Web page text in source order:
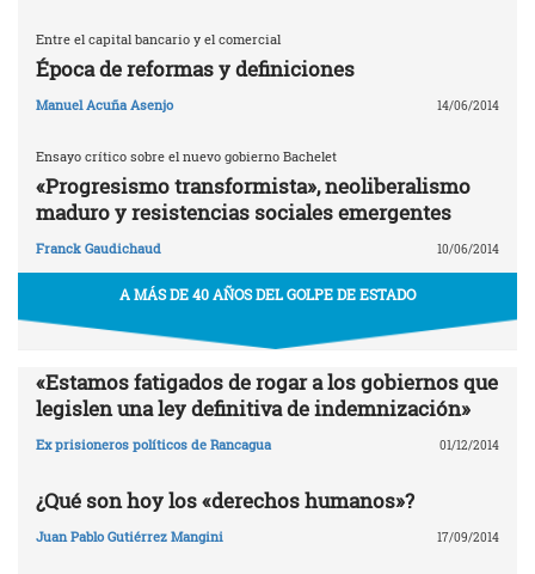
Entre el capital bancario y el comercial
Época de reformas y definiciones
Manuel Acuña Asenjo 14/06/2014
Ensayo crítico sobre el nuevo gobierno Bachelet
«Progresismo transformista», neoliberalismo
maduro y resistencias sociales emergentes
Franck Gaudichaud 10/06/2014
A MÁS DE 40 AÑOS DEL GOLPE DE ESTADO
«Estamos fatigados de rogar a los gobiernos que
legislen una ley definitiva de indemnización»
Ex prisioneros políticos de Rancagua 01/12/2014
¿Qué son hoy los «derechos humanos»?
Juan Pablo Gutiérrez Mangini 17/09/2014